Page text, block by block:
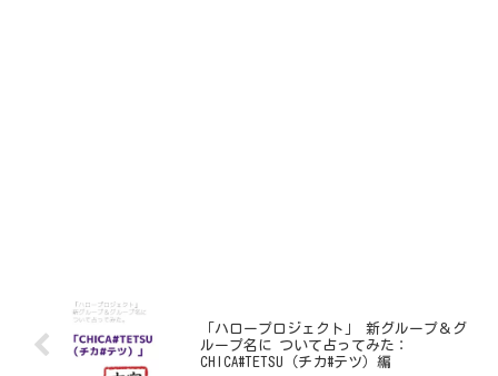
「ハロープロジェクト」 新グループ＆グ
ループ名に ついて占ってみた：
CHICA#TETSU（チカ#テツ）編